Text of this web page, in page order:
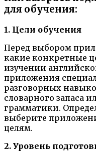
для обучения:
1. Цели обучения
Перед выбором
какие конкретные
изучении
приложения
разговорных
словарного запаса
грамматики.
выберите
целям.
2. Уровень